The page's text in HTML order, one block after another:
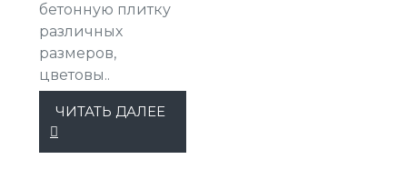
бетонную плитку
различных
размеров,
цветовы..
ЧИТАТЬ ДАЛЕЕ